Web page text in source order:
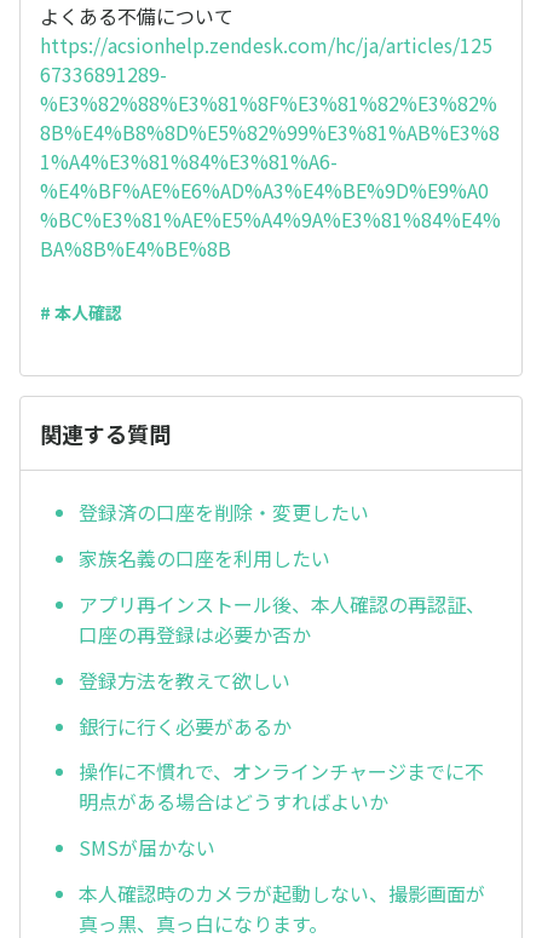
よくある不備について
https://acsionhelp.zendesk.com/hc/ja/articles/125
67336891289-
%E3%82%88%E3%81%8F%E3%81%82%E3%82%
8B%E4%B8%8D%E5%82%99%E3%81%AB%E3%8
1%A4%E3%81%84%E3%81%A6-
%E4%BF%AE%E6%AD%A3%E4%BE%9D%E9%A0
%BC%E3%81%AE%E5%A4%9A%E3%81%84%E4%
BA%8B%E4%BE%8B
# 本人確認
関連する質問
登録済の口座を削除・変更したい
家族名義の口座を利用したい
アプリ再インストール後、本人確認の再認証、
口座の再登録は必要か否か
登録方法を教えて欲しい
銀行に行く必要があるか
操作に不慣れで、オンラインチャージまでに不
明点がある場合はどうすればよいか
SMSが届かない
本人確認時のカメラが起動しない、撮影画面が
真っ黒、真っ白になります。